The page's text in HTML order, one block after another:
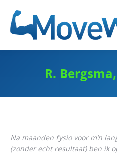
R.
Na maanden fysio voor m’n
(zonder echt resultaat) ben ik